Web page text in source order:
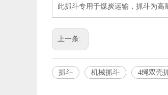
此抓斗专用于煤炭运输，抓斗为高
上一条:
抓斗 机械抓斗 4绳双壳